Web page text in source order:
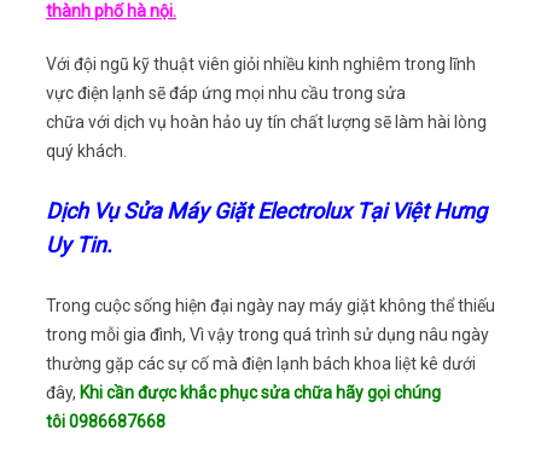
thành phố hà nội.
Với đội ngũ kỹ thuật viên giỏi nhiều kinh nghiêm trong lĩnh
vực điện lạnh sẽ đáp ứng mọi nhu cầu trong sửa
chữa với dịch vụ hoàn hảo uy tín chất lượng sẽ làm hài lòng
quý khách.
Dịch Vụ Sửa Máy Giặt Electrolux Tại Việt Hưng
Uy Tin.
Trong cuộc sống hiện đại ngày nay máy giặt không thể thiếu
trong mỗi gia đình, Vì vậy trong quá trình sử dụng nâu ngày
thường gặp các sự cố mà điện lạnh bách khoa liệt kê dưới
đây, Khi cần được khắc phục sửa chữa hãy gọi chúng
tôi 0986687668